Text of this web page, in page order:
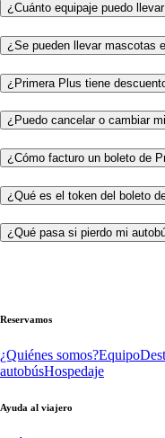
¿Cuánto equipaje puedo
¿Se pueden llevar mascotas
¿Primera Plus tiene
¿Puedo cancelar o cambiar
¿Cómo facturo un boleto de
¿Qué es el token del boleto
¿Qué pasa si pierdo mi
Reservamos
¿Quiénes somos?Equipo
autobúsHospedaje
Ayuda al viajero